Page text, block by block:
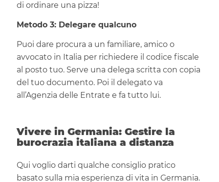
di ordinare una pizza!
Metodo 3: Delegare qualcuno
Puoi dare procura a un familiare, amico o
avvocato in Italia per richiedere il codice fiscale
al posto tuo. Serve una delega scritta con copia
del tuo documento. Poi il delegato va
all’Agenzia delle Entrate e fa tutto lui.
Vivere in Germania: Gestire la
burocrazia italiana a distanza
Qui voglio darti qualche consiglio pratico
basato sulla mia esperienza di vita in Germania.